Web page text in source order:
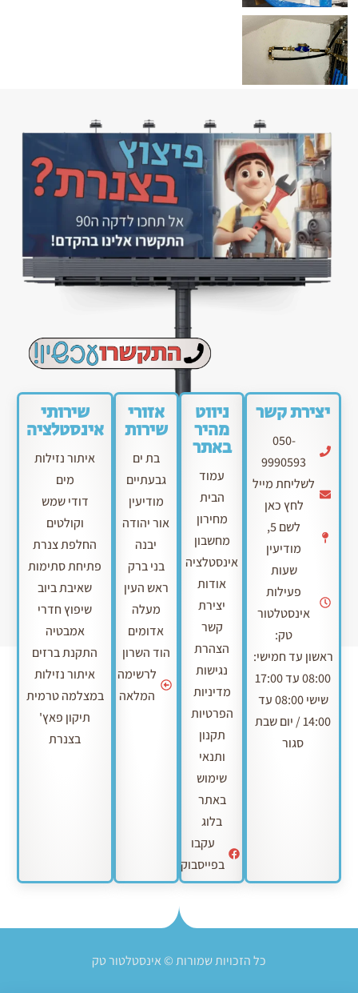
ניווט
מהיר
באתר
עמוד
הבית
מחירון
מחשבון
אינסטלציה
אודות
יצירת
קשר
הצהרת
נגישות
מדיניות
הפרטיות
תקנון
ותנאי
שימוש
באתר
בלוג
עקבו
בפייסבוק
יצירת קשר
050-
9990593
לשליחת מייל
לחץ כאן
לשם 5,
מודיעין
שעות
פעילות
אינסטלטור
טק:
ראשון עד חמישי:
08:00 עד 17:00
שישי 08:00 עד
14:00 / יום שבת
סגור
אזורי
שירות
בת ים
גבעתיים
מודיעין
אור יהודה
יבנה
בני ברק
ראש העין
מעלה
אדומים
הוד השרון
לרשימה
המלאה
שירותי
אינסטלציה
איתור נזילות
מים
דודי שמש
וקולטים
החלפת צנרת
פתיחת סתימות
שאיבת ביוב
שיפוץ חדרי
אמבטיה
התקנת ברזים
איתור נזילות
במצלמה טרמית
תיקון פאץ'
בצנרת
כל הזכויות שמורות © אינסטלטור טק